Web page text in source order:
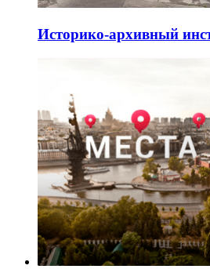
Историко-архивный